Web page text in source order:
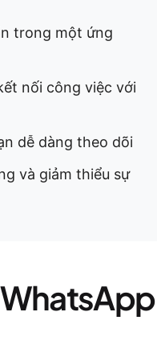
trong một ứng
nối công việc với
dễ dàng theo dõi
và giảm thiểu sự